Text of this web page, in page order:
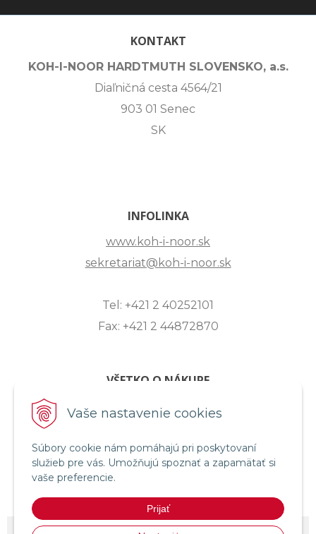
Vaše nastavenie cookies
Súbory cookie nám pomáhajú pri poskytovaní
služieb pre vás. Umožňujú spoznať a zapamätať si
vaše preferencie.
Prijať
KONTAKT
KOH-I-NOOR HARDTMUTH SLOVENSKO, a.s.
Diaľničná cesta 4564/21
903 01 Senec
SK
INFOLINKA
www.koh-i-noor.sk
sekretariat@koh-i-noor.sk
Tel: +421 2 40252101
Fax: +421 2 44872870
VŠETKO O NÁKUPE
ZASLANIE OTÁZKY
OBCHODNÉ PODMIENKY
REKLAMAČNÝ PORIADOK